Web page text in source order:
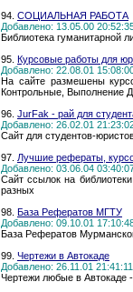
94. СОЦИАЛЬНАЯ РАБОТА
Добавлено: 13.05.00
Библиотека гуманитарной
95. Курсовые работы для
Добавлено: 22.08.01
На сайте размешены
Контрольные, Выполнение
96. JurFak - рай для
Добавлено: 26.02.01
Сайт для студентов-
97. Лучшие рефераты,
Добавлено: 03.06.04
Сайт ссылок на
разных
98. База Рефератов МГТУ
Добавлено: 09.10.01
База Рефератов
99. Чертежи в Автокаде
Добавлено: 26.11.01
Чертежи любые в Автокаде -